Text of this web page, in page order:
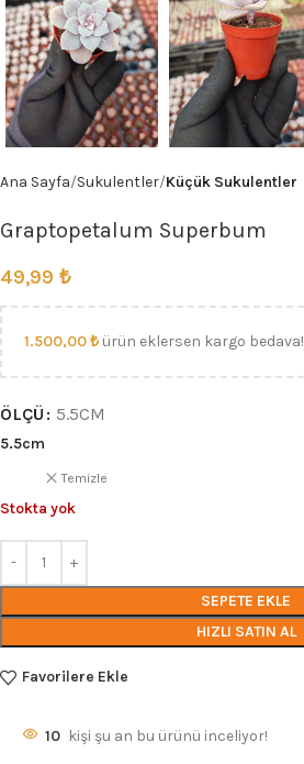
Ana Sayfa Sukulentler Küçük Sukulentler
Graptopetalum Superbum
49,99 ₺
1.500,00₺ ürün eklersen kargo bedava!
ÖLÇÜ 5.5CM
5.5cm
Temizle
Stokta yok
SEPETE EKLE
HIZLI SATIN AL
Favorilere Ekle
10 kişi şu an bu ürünü inceliyor!